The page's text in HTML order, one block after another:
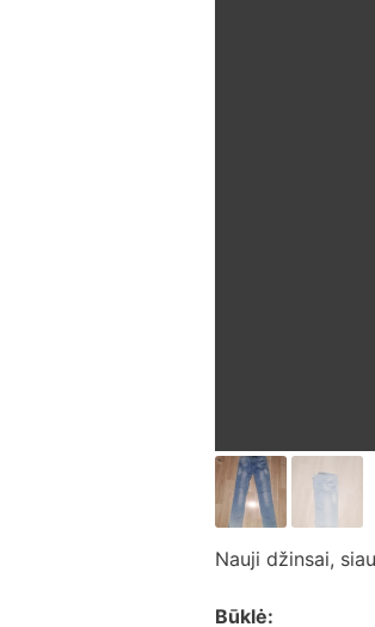
Nauji džinsai,
Būklė: